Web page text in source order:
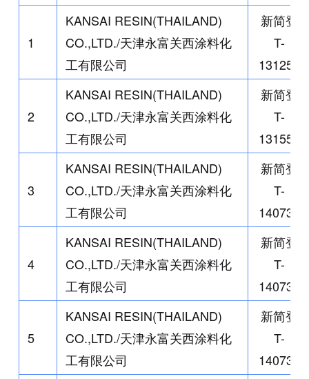
1
KANSAI RESIN(THAILAND)
CO.,LTD./天津永富关西涂料化
工有限公司
新简登
T-
131259
2
KANSAI RESIN(THAILAND)
CO.,LTD./天津永富关西涂料化
工有限公司
新简登
T-
131557
3
KANSAI RESIN(THAILAND)
CO.,LTD./天津永富关西涂料化
工有限公司
新简登
T-
140734
4
KANSAI RESIN(THAILAND)
CO.,LTD./天津永富关西涂料化
工有限公司
新简登
T-
140735
5
KANSAI RESIN(THAILAND)
CO.,LTD./天津永富关西涂料化
工有限公司
新简登
T-
140737